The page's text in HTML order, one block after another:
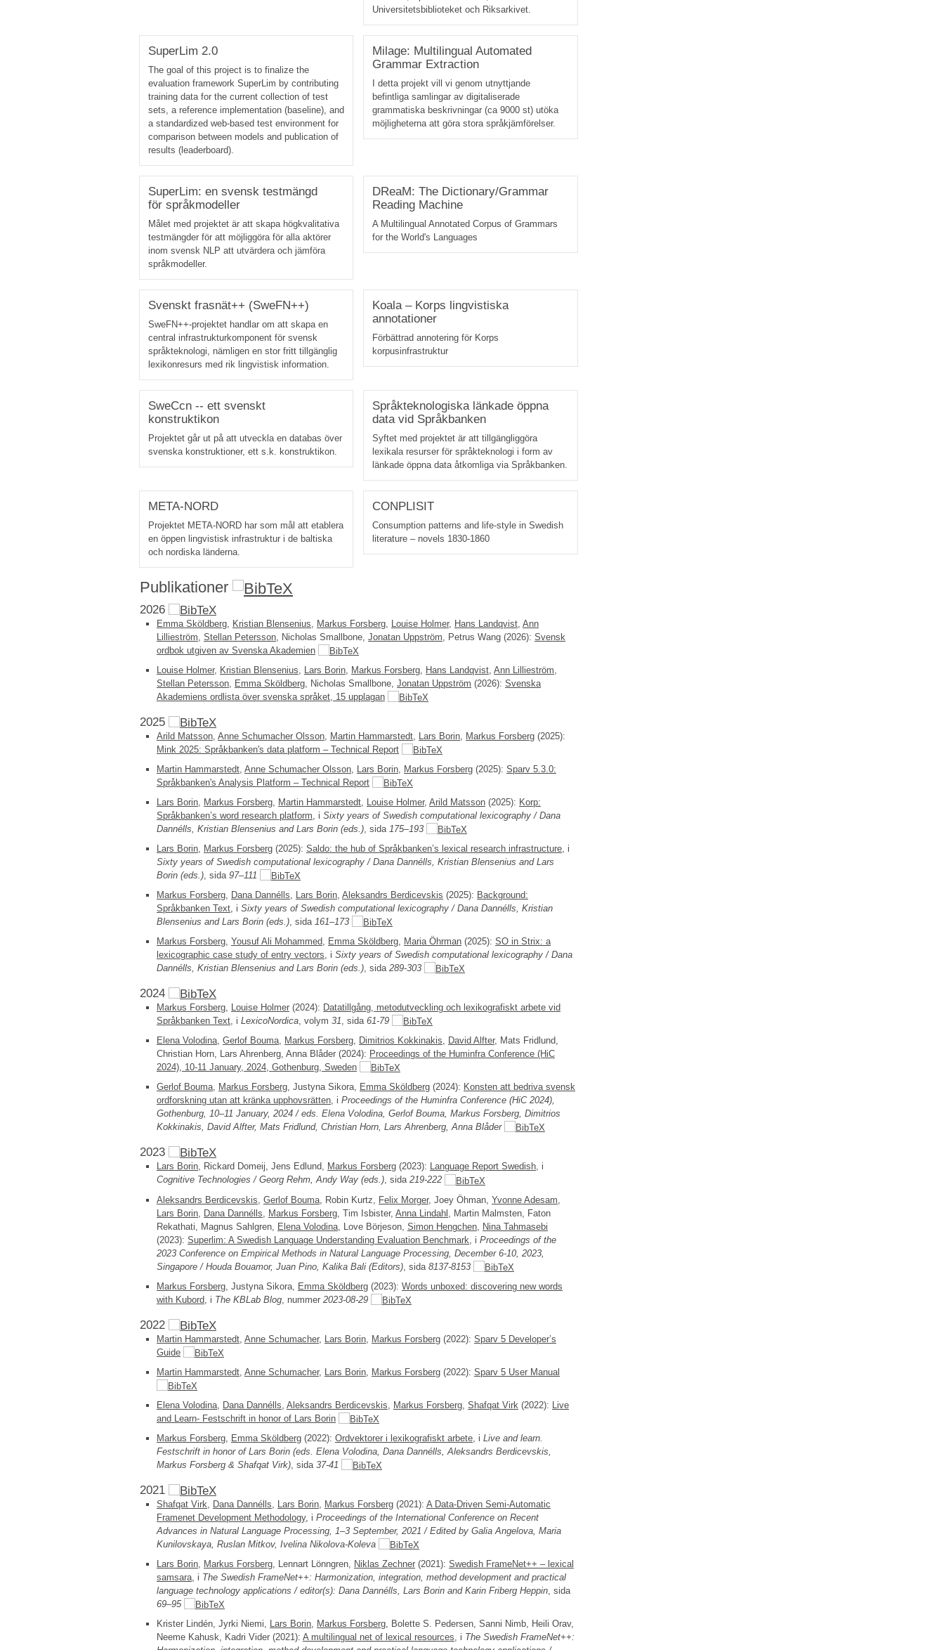
Universitetsbiblioteket och Riksarkivet.
SuperLim 2.0
The goal of this project is to finalize the
evaluation framework SuperLim by contributing
training data for the current collection of test
sets, a reference implementation (baseline), and
a standardized web-based test environment for
comparison between models and publication of
results (leaderboard).
Milage: Multilingual Automated
Grammar Extraction
I detta projekt vill vi genom utnyttjande
befintliga samlingar av digitaliserade
grammatiska beskrivningar (ca 9000 st) utöka
möjligheterna att göra stora språkjämförelser.
SuperLim: en svensk testmängd
för språkmodeller
Målet med projektet är att skapa högkvalitativa
testmängder för att möjliggöra för alla aktörer
inom svensk NLP att utvärdera och jämföra
språkmodeller.
DReaM: The Dictionary/Grammar
Reading Machine
A Multilingual Annotated Corpus of Grammars
for the World's Languages
Svenskt frasnät++ (SweFN++)
SweFN++-projektet handlar om att skapa en
central infrastrukturkomponent för svensk
språkteknologi, nämligen en stor fritt tillgänglig
lexikonresurs med rik lingvistisk information.
Koala – Korps lingvistiska
annotationer
Förbättrad annotering för Korps
korpusinfrastruktur
SweCcn -- ett svenskt
konstruktikon
Projektet går ut på att utveckla en databas över
svenska konstruktioner, ett s.k. konstruktikon.
Språkteknologiska länkade öppna
data vid Språkbanken
Syftet med projektet är att tillgängliggöra
lexikala resurser för språkteknologi i form av
länkade öppna data åtkomliga via Språkbanken.
META-NORD
Projektet META-NORD har som mål att etablera
en öppen lingvistisk infrastruktur i de baltiska
och nordiska länderna.
CONPLISIT
Consumption patterns and life-style in Swedish
literature – novels 1830-1860
Publikationer
2026
Emma Sköldberg Kristian Blensenius Markus Forsberg Louise Holmer, Hans Landqvist Ann
Lillieström Stellan Petersson , Nicholas Smallbone, Jonatan Uppström , Petrus Wang (2026): Svensk
ordbok utgiven av Svenska Akademien
Louise Holmer, Kristian Blensenius Lars Borin Markus Forsberg Hans Landqvist Ann Lillieström
Stellan Petersson
Emma Sköldberg , Nicholas Smallbone, Jonatan Uppström (2026): Svenska
Akademiens ordlista över svenska språket, 15 upplagan
2025
Arild Matsson Anne Schumacher Olsson Martin Hammarstedt Lars Borin Markus Forsberg (2025):
Mink 2025: Språkbanken's data platform – Technical Report
Martin Hammarstedt Anne Schumacher Olsson Lars Borin Markus Forsberg (2025): Sparv 5.3.0:
Språkbanken's Analysis Platform – Technical Report
Lars Borin
Markus Forsberg Martin Hammarstedt Louise Holmer, Arild Matsson (2025): Korp:
Språkbanken’s word research platform , i Sixty years of Swedish computational lexicography / Dana
Dannélls, Kristian Blensenius and Lars Borin (eds.) , sida 175–193
Lars Borin, Markus Forsberg (2025): Saldo: the hub of Språkbanken’s lexical research infrastructure, i
Sixty years of Swedish computational lexicography / Dana Dannélls, Kristian Blensenius and Lars
Borin (eds.), sida 97–111
Markus Forsberg, Dana Dannélls, Lars Borin, Aleksandrs Berdicevskis (2025): Background:
Språkbanken Text, i Sixty years of Swedish computational lexicography / Dana Dannélls, Kristian
Blensenius and Lars Borin (eds.), sida 161–173
Markus Forsberg, Yousuf Ali Mohammed, Emma Sköldberg, Maria Öhrman (2025): SO in Strix: a
lexicographic case study of entry vectors, i Sixty years of Swedish computational lexicography / Dana
Dannélls, Kristian Blensenius and Lars Borin (eds.), sida 289-303
2024
Markus Forsberg, Louise Holmer (2024): Datatillgång, metodutveckling och lexikografiskt arbete vid
Språkbanken Text, i LexicoNordica, volym 31, sida 61-79
Elena Volodina, Gerlof Bouma, Markus Forsberg, Dimitrios Kokkinakis, David Alfter, Mats Fridlund,
Christian Horn, Lars Ahrenberg, Anna Blåder (2024): Proceedings of the Huminfra Conference (HiC
2024), 10-11 January, 2024, Gothenburg, Sweden
Gerlof Bouma, Markus Forsberg, Justyna Sikora, Emma Sköldberg (2024): Konsten att bedriva svensk
ordforskning utan att kränka upphovsrätten, i Proceedings of the Huminfra Conference (HiC 2024),
Gothenburg, 10–11 January, 2024 / eds. Elena Volodina, Gerlof Bouma, Markus Forsberg, Dimitrios
Kokkinakis, David Alfter, Mats Fridlund, Christian Horn, Lars Ahrenberg, Anna Blåder
2023
Lars Borin, Rickard Domeij, Jens Edlund, Markus Forsberg (2023): Language Report Swedish, i
Cognitive Technologies / Georg Rehm, Andy Way (eds.), sida 219-222
Aleksandrs Berdicevskis Gerlof Bouma , Robin Kurtz, Felix Morger, Joey Öhman, Yvonne Adesam
Lars Borin Dana Dannélls Markus Forsberg , Tim Isbister, Anna Lindahl , Martin Malmsten, Faton
Rekathati, Magnus Sahlgren, Elena Volodina , Love Börjeson, Simon Hengchen Nina Tahmasebi
(2023): Superlim: A Swedish Language Understanding Evaluation Benchmark , i Proceedings of the
2023 Conference on Empirical Methods in Natural Language Processing, December 6-10, 2023,
Singapore / Houda Bouamor, Juan Pino, Kalika Bali (Editors) , sida 8137-8153
Markus Forsberg , Justyna Sikora, Emma Sköldberg (2023): Words unboxed: discovering new words
with Kubord , i The KBLab Blog , nummer 2023-08-29
2022
Martin Hammarstedt Anne Schumacher, Lars Borin Markus Forsberg (2022): Sparv 5 Developer’s
Guide
Martin Hammarstedt Anne Schumacher, Lars Borin Markus Forsberg (2022): Sparv 5 User Manual
Elena Volodina Dana Dannélls Aleksandrs Berdicevskis Markus Forsberg Shafqat Virk (2022):
Live
and Learn- Festschrift in honor of Lars Borin
Markus Forsberg
Emma Sköldberg (2022): Ordvektorer i lexikografiskt arbete , i Live and learn.
Festschrift in honor of Lars Borin (eds. Elena Volodina, Dana Dannélls, Aleksandrs Berdicevskis,
Markus Forsberg & Shafqat Virk) , sida 37-41
2021
Shafqat Virk Dana Dannélls Lars Borin Markus Forsberg (2021): A Data-Driven Semi-Automatic
Framenet Development Methodology, i Proceedings of the International Conference on Recent
Advances in Natural Language Processing, 1–3 September, 2021 / Edited by Galia Angelova, Maria
Kunilovskaya, Ruslan Mitkov, Ivelina Nikolova-Koleva
Lars Borin
Markus Forsberg , Lennart Lönngren, Niklas Zechner (2021): Swedish FrameNet++ – lexical
samsara , i The Swedish FrameNet++: Harmonization, integration, method development and practical
language technology applications / editor(s): Dana Dannélls, Lars Borin and Karin Friberg Heppin , sida
69–95
Krister Lindén, Jyrki Niemi, Lars Borin, Markus Forsberg, Bolette S. Pedersen, Sanni Nimb, Heili Orav,
Neeme Kahusk, Kadri Vider (2021): A multilingual net of lexical resources, i The Swedish FrameNet++: